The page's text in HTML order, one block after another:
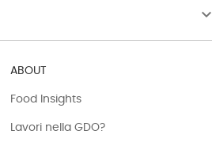
keyboard_arrow_down
ABOUT
Food Insights
Lavori nella GDO?